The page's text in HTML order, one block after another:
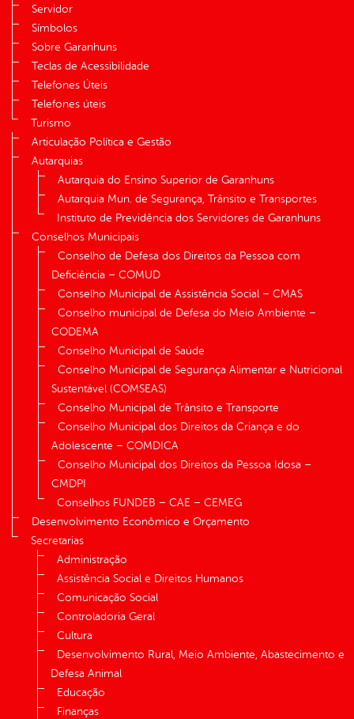
Servidor
Símbolos
Sobre Garanhuns
Teclas de Acessibilidade
Telefones Úteis
Telefones úteis
Turismo
Articulação Política e Gestão
Autarquias
Autarquia do Ensino Superior de Garanhuns
Autarquia Mun. de Segurança, Trânsito e Transportes
Instituto de Previdência dos Servidores de Garanhuns
Conselhos Municipais
Conselho de Defesa dos Direitos da Pessoa com
Deficiência – COMUD
Conselho Municipal de Assistência Social – CMAS
Conselho municipal de Defesa do Meio Ambiente –
CODEMA
Conselho Municipal de Saúde
Conselho Municipal de Segurança Alimentar e Nutricional
Sustentável (COMSEAS)
Conselho Municipal de Trânsito e Transporte
Conselho Municipal dos Direitos da Criança e do
Adolescente – COMDICA
Conselho Municipal dos Direitos da Pessoa Idosa –
CMDPI
Conselhos FUNDEB – CAE – CEMEG
Desenvolvimento Econômico e Orçamento
Secretarias
Administração
Assistência Social e Direitos Humanos
Comunicação Social
Controladoria Geral
Cultura
Desenvolvimento Rural, Meio Ambiente, Abastecimento e
Defesa Animal
Educação
Finanças